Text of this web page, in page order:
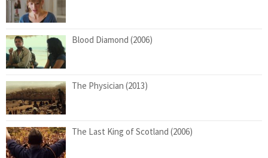
Blood Diamond (2006)
The Physician (2013)
The Last King of Scotland (2006)